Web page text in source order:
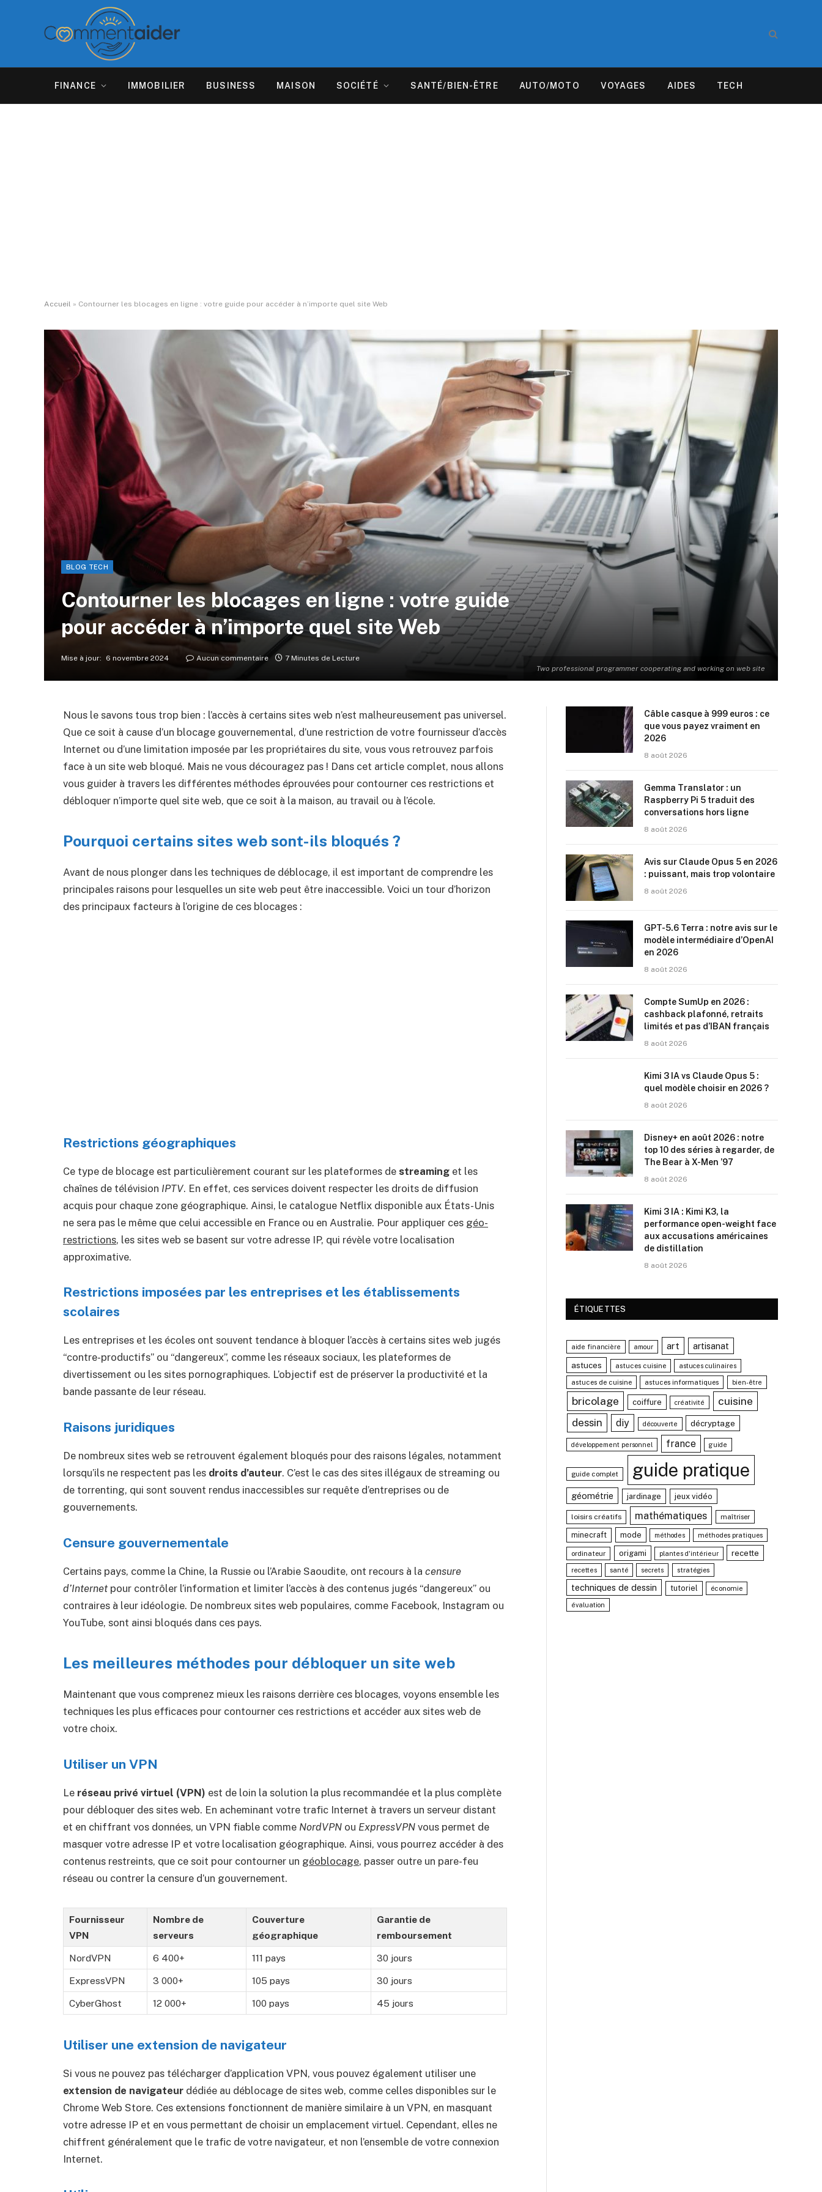
FINANCE IMMOBILIER BUSINESS MAISON SOCIÉTÉ SANTÉ/BIEN-ÊTRE AUTO/MOTO VOYAGES AIDES TECH
Accueil » Contourner les blocages en ligne : votre guide pour accéder à n’importe quel site Web
Two professional programmer cooperating and working on web site
BLOG TECH
Contourner les blocages en ligne : votre guide
pour accéder à n’importe quel site Web
Mise à jour: 6 novembre 2024 Aucun commentaire 7 Minutes de Lecture
Nous le savons tous trop bien : l’accès à certains sites web n’est malheureusement pas universel.
Que ce soit à cause d’un blocage gouvernemental, d’une restriction de votre fournisseur d’accès
Internet ou d’une limitation imposée par les propriétaires du site, vous vous retrouvez parfois
face à un site web bloqué. Mais ne vous découragez pas ! Dans cet article complet, nous allons
vous guider à travers les différentes méthodes éprouvées pour contourner ces restrictions et
débloquer n’importe quel site web, que ce soit à la maison, au travail ou à l’école.
Pourquoi certains sites web sont-ils bloqués ?
Avant de nous plonger dans les techniques de déblocage, il est important de comprendre les
principales raisons pour lesquelles un site web peut être inaccessible. Voici un tour d’horizon
des principaux facteurs à l’origine de ces blocages :
Restrictions géographiques
Ce type de blocage est particulièrement courant sur les plateformes de streaming et les
chaînes de télévision IPTV. En effet, ces services doivent respecter les droits de diffusion
acquis pour chaque zone géographique. Ainsi, le catalogue Netflix disponible aux États-Unis
ne sera pas le même que celui accessible en France ou en Australie. Pour appliquer ces géo-
restrictions, les sites web se basent sur votre adresse IP, qui révèle votre localisation
approximative.
Restrictions imposées par les entreprises et les établissements
scolaires
Les entreprises et les écoles ont souvent tendance à bloquer l’accès à certains sites web jugés
“contre-productifs” ou “dangereux”, comme les réseaux sociaux, les plateformes de
divertissement ou les sites pornographiques. L’objectif est de préserver la productivité et la
bande passante de leur réseau.
Raisons juridiques
De nombreux sites web se retrouvent également bloqués pour des raisons légales, notamment
lorsqu’ils ne respectent pas les droits d’auteur. C’est le cas des sites illégaux de streaming ou
de torrenting, qui sont souvent rendus inaccessibles sur requête d’entreprises ou de
gouvernements.
Censure gouvernementale
Certains pays, comme la Chine, la Russie ou l’Arabie Saoudite, ont recours à la censure
d’Internet pour contrôler l’information et limiter l’accès à des contenus jugés “dangereux” ou
contraires à leur idéologie. De nombreux sites web populaires, comme Facebook, Instagram ou
YouTube, sont ainsi bloqués dans ces pays.
Les meilleures méthodes pour débloquer un site web
Maintenant que vous comprenez mieux les raisons derrière ces blocages, voyons ensemble les
techniques les plus efficaces pour contourner ces restrictions et accéder aux sites web de
votre choix.
Utiliser un VPN
Le réseau privé virtuel (VPN) est de loin la solution la plus recommandée et la plus complète
pour débloquer des sites web. En acheminant votre trafic Internet à travers un serveur distant
et en chiffrant vos données, un VPN fiable comme NordVPN ou ExpressVPN vous permet de
masquer votre adresse IP et votre localisation géographique. Ainsi, vous pourrez accéder à des
contenus restreints, que ce soit pour contourner un géoblocage, passer outre un pare-feu
réseau ou contrer la censure d’un gouvernement.
Fournisseur
VPN
Nombre de
serveurs
Couverture
géographique
Garantie de
remboursement
NordVPN 6 400+ 111 pays 30 jours
ExpressVPN 3 000+ 105 pays 30 jours
CyberGhost 12 000+ 100 pays 45 jours
Utiliser une extension de navigateur
Si vous ne pouvez pas télécharger d’application VPN, vous pouvez également utiliser une
extension de navigateur dédiée au déblocage de sites web, comme celles disponibles sur le
Chrome Web Store. Ces extensions fonctionnent de manière similaire à un VPN, en masquant
votre adresse IP et en vous permettant de choisir un emplacement virtuel. Cependant, elles ne
chiffrent généralement que le trafic de votre navigateur, et non l’ensemble de votre connexion
Internet.
Câble casque à 999 euros : ce
que vous payez vraiment en
2026
8 août 2026
Gemma Translator : un
Raspberry Pi 5 traduit des
conversations hors ligne
8 août 2026
Avis sur Claude Opus 5 en 2026
: puissant, mais trop volontaire
8 août 2026
GPT-5.6 Terra : notre avis sur le
modèle intermédiaire d’OpenAI
en 2026
8 août 2026
Compte SumUp en 2026 :
cashback plafonné, retraits
limités et pas d’IBAN français
8 août 2026
Kimi 3 IA vs Claude Opus 5 :
quel modèle choisir en 2026 ?
8 août 2026
Disney+ en août 2026 : notre
top 10 des séries à regarder, de
The Bear à X-Men ’97
8 août 2026
Kimi 3 IA : Kimi K3, la
performance open-weight face
aux accusations américaines
de distillation
8 août 2026
ÉTIQUETTES
aide financière amour art artisanat
astuces astuces cuisine astuces culinaires
astuces de cuisine astuces informatiques bien-être
bricolage coiffure créativité cuisine
dessin diy découverte décryptage
développement personnel france guide
guide complet guide pratique
géométrie jardinage jeux vidéo
loisirs créatifs mathématiques maîtriser
minecraft mode méthodes méthodes pratiques
ordinateur origami plantes d'intérieur recette
recettes santé secrets stratégies
techniques de dessin tutoriel économie
évaluation